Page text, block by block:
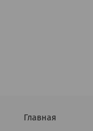
Главная